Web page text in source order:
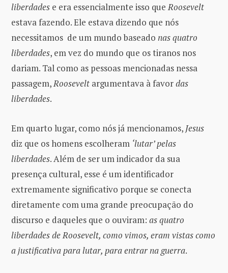
liberdades e era essencialmente isso queRoosevelt
estava fazendo. Ele estava dizendo que nós
necessitamos de um mundo baseado nas quatro
liberdades, em vez do mundo que os tiranos nos
dariam. Tal como as pessoas mencionadas nessa
passagem,Roosevelt argumentava à favordas
liberdades.
Em quarto lugar, como nós já mencionamos, Jesus
diz que os homens escolheram ‘lutar’ pelas
liberdades. Além de ser um indicador da sua
presença cultural, esse é um identificador
extremamente significativo porque se conecta
diretamente com uma grande preocupação do
discurso e daqueles que o ouviram: as quatro
liberdades de Roosevelt, como vimos, eram vistas como
a justificativa para lutar, para entrar na guerra.